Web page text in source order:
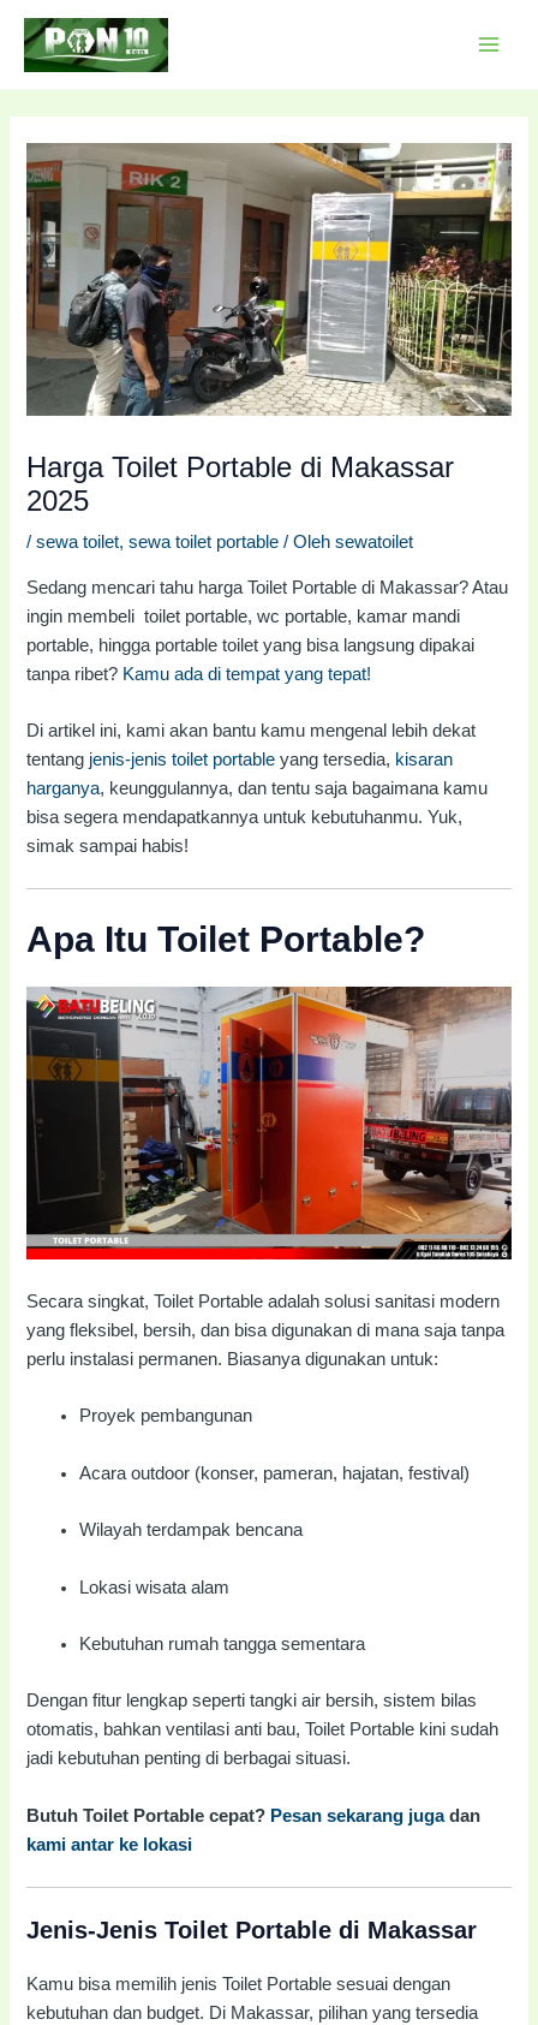
konten
Harga Toilet Portable di Makassar
2025
/sewa toilet,sewa toilet portable / Olehsewatoilet
Sedang mencari tahu harga Toilet Portable di Makassar? Atau
ingin membeli toilet portable, wc portable, kamar mandi
portable, hingga portable toilet yang bisa langsung dipakai
tanpa ribet? Kamu ada di tempat yang tepat!
Di artikel ini, kami akan bantu kamu mengenal lebih dekat
tentang jenis-jenis toilet portable yang tersedia, kisaran
harganya, keunggulannya, dan tentu saja bagaimana kamu
bisa segera mendapatkannya untuk kebutuhanmu. Yuk,
simak sampai habis!
Apa Itu Toilet Portable?
Secara singkat, Toilet Portable adalah solusi sanitasi modern
yang fleksibel, bersih, dan bisa digunakan di mana saja tanpa
perlu instalasi permanen. Biasanya digunakan untuk:
Proyek pembangunan
Acara outdoor (konser, pameran, hajatan, festival)
Wilayah terdampak bencana
Lokasi wisata alam
Kebutuhan rumah tangga sementara
Dengan fitur lengkap seperti tangki air bersih, sistem bilas
otomatis, bahkan ventilasi anti bau, Toilet Portable kini sudah
jadi kebutuhan penting di berbagai situasi.
Butuh Toilet Portable cepat? Pesan sekarang jugadan
kami antar ke lokasi
Jenis-Jenis Toilet Portable di Makassar
Kamu bisa memilih jenis Toilet Portable sesuai dengan
kebutuhan dan budget. Di Makassar, pilihan yang tersedia
navigation